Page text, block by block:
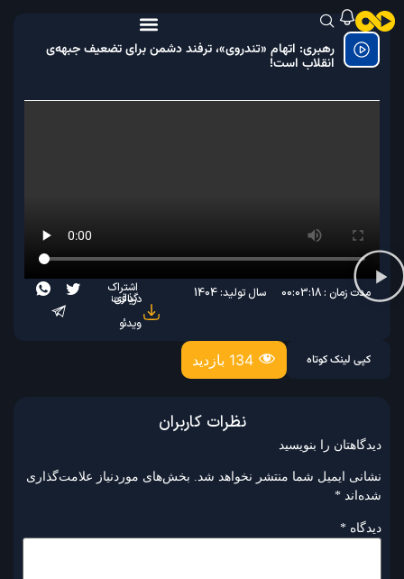
رهبری: اتهام «تندروی»، ترفند دشمن برای تضعیف جبهه‌ی
انقلاب است!
مدت زمان : 00:03:18 سال تولید: 1404
دریافت
ویدئو
اشتراک
گذاری:
کپی لینک کوتاه
نظرات کاربران
دیدگاهتان را بنویسید
نشانی ایمیل شما منتشر نخواهد شد. بخش‌های موردنیاز علامت‌گذاری
شده‌اند *
دیدگاه *